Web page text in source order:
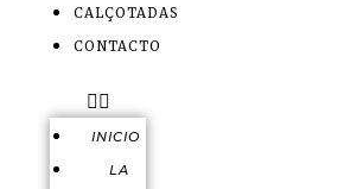
CALÇOTADAS
CONTACTO
INICIO
LA